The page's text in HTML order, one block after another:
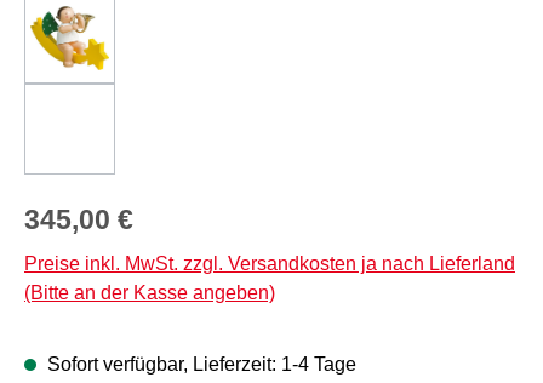
Regulärer Preis:
345,00 €
Preise inkl. MwSt. zzgl. Versandkosten ja nach Lieferland
(Bitte an der Kasse angeben)
Sofort verfügbar, Lieferzeit: 1-4 Tage